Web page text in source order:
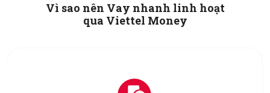
Vì sao nên Vay nhanh linh hoạt
qua Viettel Money